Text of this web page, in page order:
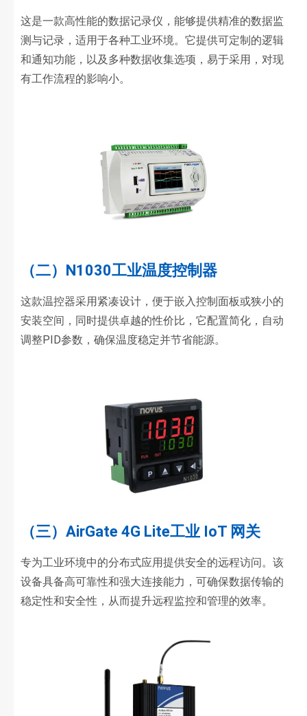
这是一款高性能的数据记录仪，能够提供精准的数据监
测与记录，适用于各种工业环境。它提供可定制的逻辑
和通知功能，以及多种数据收集选项，易于采用，对现
有工作流程的影响小。
（二）N1030工业温度控制器
这款温控器采用紧凑设计，便于嵌入控制面板或狭小的
安装空间，同时提供卓越的性价比，它配置简化，自动
调整PID参数，确保温度稳定并节省能源。
（三）AirGate 4G Lite工业 IoT 网关
专为工业环境中的分布式应用提供安全的远程访问。该
设备具备高可靠性和强大连接能力，可确保数据传输的
稳定性和安全性，从而提升远程监控和管理的效率。